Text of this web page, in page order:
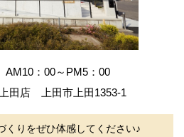
：00～PM5：00
田店 上田市上田1353-1
くりをぜひ体感してください♪